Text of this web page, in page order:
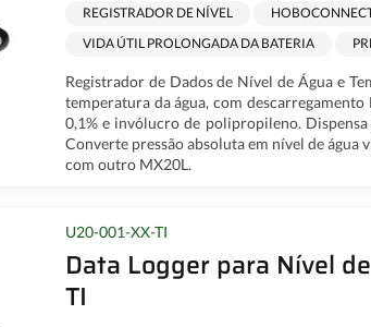
REGISTRADOR DE NÍVEL
VIDA ÚTIL PROLONGADA DA BATERIA
Registrador de Dados de Nível de Água e
temperatura da água, com
0,1% e invólucro de polipropileno.
Converte pressão absoluta em nível de
com outro MX20L.
U20-001-XX-TI
Data Logger para Nível
TI